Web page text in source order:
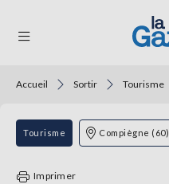
THÉMATIQUES
RÉGIONS
Accueil Sortir Tourisme
Tourisme Compiègne (60)
Imprimer